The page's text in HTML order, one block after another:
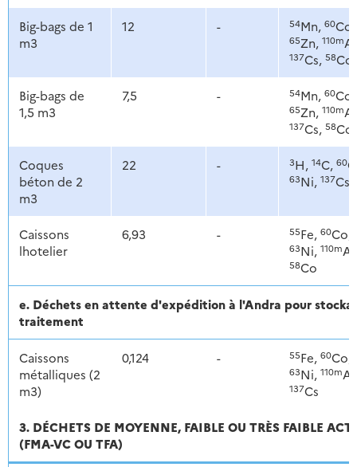
Big-bags de 1
m3
12 - 54Mn, 60Co,
65Zn, 110m
137Cs, 58Co
Big-bags de
1,5 m3
7,5 - 54Mn, 60Co,
65Zn, 110m
137Cs, 58Co
Coques
béton de 2
m3
22 - 3H, 14C, 60
63Ni, 137Cs
Caissons
lhotelier
6,93 - 55Fe, 60Co,
63Ni, 110m
58Co
e. Déchets en attente d'expédition à l'Andra pour
traitement
Caissons
métalliques (2
m3)
0,124 - 55Fe, 60Co,
63Ni, 110m
137Cs
3. DÉCHETS DE MOYENNE, FAIBLE OU TRÈS FAIBLE
(FMA-VC OU TFA)